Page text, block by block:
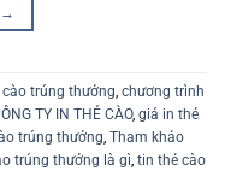
→
cào trúng thưởng, chương trình
TY IN THẺ CÀO, giá in thẻ
trúng thưởng, Tham khảo
trúng thưởng là gì, tin thẻ cào